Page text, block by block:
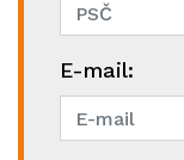
E-mail: